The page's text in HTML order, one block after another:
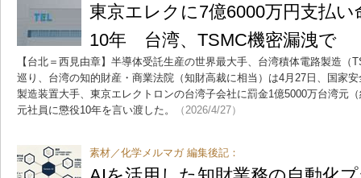
東京エレクに7億6000万円支払
10年 台湾、TSMC機密漏洩で
【台北＝西見由章】半導体受託生産の世界最大手、台湾積体電路製造（
巡り、台湾の知的財産・商業法院（知財高裁に相当）は4月27日、国家
製造装置大手、東京エレクトロンの台湾子会社に罰金1億5000万台湾元
元社員に懲役10年を言い渡した。
（2026/4/27）
素材／化学メルマガ 編集後記：